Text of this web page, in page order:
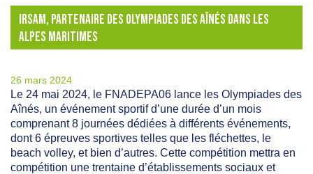
IRSAM, PARTENAIRE DES OLYMPIADES DES AÎNÉS DANS LES
ALPES MARITIMES
26 mars 2024
Le 24 mai 2024, le FNADEPA06 lance les Olympiades des
Aînés, un événement sportif d’une durée d’un mois
comprenant 8 journées dédiées à différents événements,
dont 6 épreuves sportives telles que les fléchettes, le
beach volley, et bien d’autres. Cette compétition mettra en
compétition une trentaine d’établissements sociaux et